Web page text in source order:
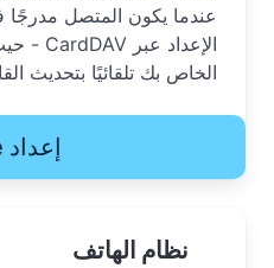
عندما يكون المتصل مدرجًا
الخاص بك تلقائيًا بتحديث
إعداد iPhone
نظام الهاتف